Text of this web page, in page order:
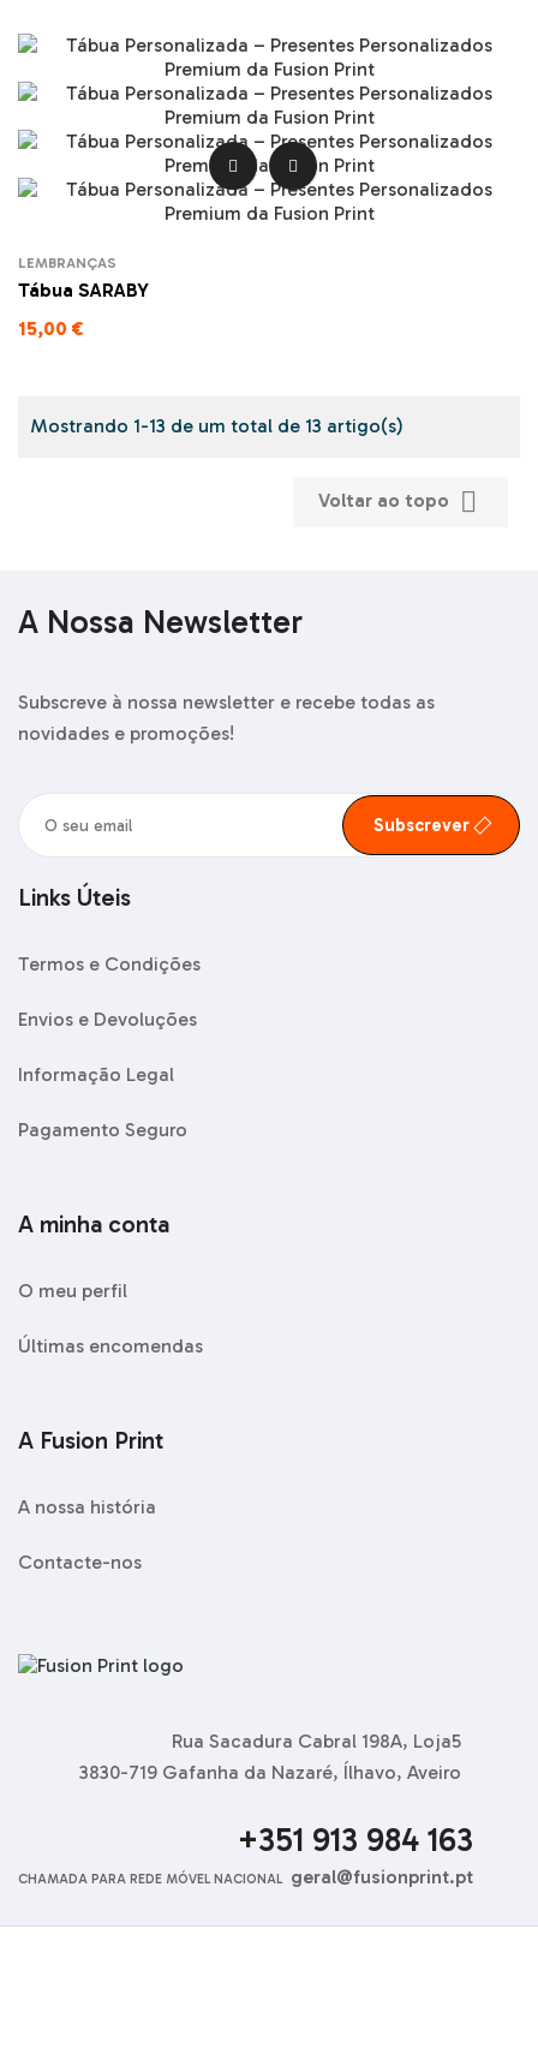
 
LEMBRANÇAS
Tábua SARABY
15,00 €
Mostrando 1-13 de um total de 13 artigo(s)
Voltar ao topo 
A Nossa Newsletter
Subscreve à nossa newsletter e recebe todas as
novidades e promoções!
Subscrever
Links Úteis
Termos e Condições
Envios e Devoluções
Informação Legal
Pagamento Seguro
A minha conta
O meu perfil
Últimas encomendas
A Fusion Print
A nossa história
Contacte-nos
Rua Sacadura Cabral 198A, Loja5
3830-719 Gafanha da Nazaré, Ílhavo, Aveiro
+351 913 984 163
CHAMADA PARA REDE MÓVEL NACIONAL geral@fusionprint.pt